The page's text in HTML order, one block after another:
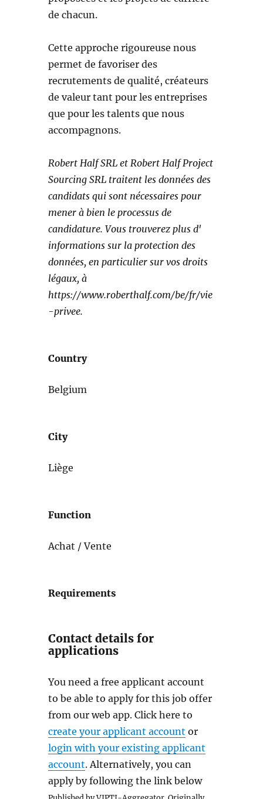
de chacun.
Cette approche rigoureuse nous
permet de favoriser des
recrutements de qualité, créateurs
de valeur tant pour les entreprises
que pour les talents que nous
accompagnons.
Robert Half SRL et Robert Half Project
Sourcing SRL traitent les données des
candidats qui sont nécessaires pour
mener à bien le processus de
candidature. Vous trouverez plus d'
informations sur la protection des
données, en particulier sur vos droits
légaux, à
https://www.roberthalf.com/be/fr/vie
-privee.
Country
Belgium
City
Liège
Function
Achat / Vente
Requirements
Contact details for
applications
You need a free applicant account
to be able to apply for this job offer
from our web app. Click here to
create your applicant account or
login with your existing applicant
account. Alternatively, you can
apply by following the link below